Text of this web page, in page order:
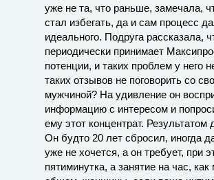
уже не та, что раньше, замечала,
стал избегать, да и сам процесс
идеального. Подруга рассказала,
периодически принимает
потенции, и таких проблем у него
таких отзывов не поговорить со
мужчиной? На удивление он
информацию с интересом и
ему этот концентрат. Результатом
Он будто 20 лет сбросил, иногда
уже не хочется, а он требует, при
пятиминутка, а занятие на час,